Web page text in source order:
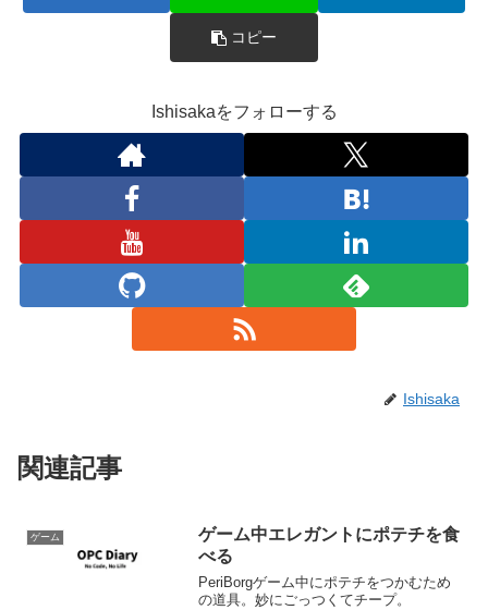
コピー
Ishisakaをフォローする
Ishisaka
関連記事
ゲーム
ゲーム中エレガントにポテチを食
べる
PeriBorgゲーム中にポテチをつかむため
の道具。妙にごっつくてチープ。